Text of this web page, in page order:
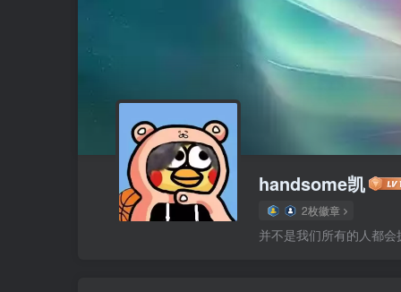
handsome凯
2枚徽章
并不是我们所有的人都会